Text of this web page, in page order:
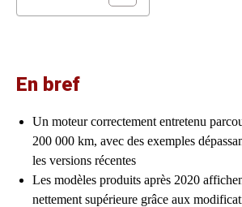
En bref
Un moteur correctement entretenu
200 000 km, avec des exemples
les versions récentes
Les modèles produits après 2020
nettement supérieure grâce aux